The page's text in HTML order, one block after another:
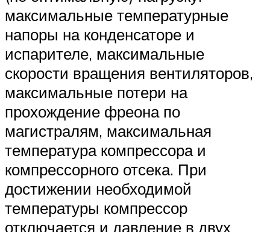
максимальные температурные
напоры на конденсаторе и
испарителе, максимальные
скорости вращения вентиляторов,
максимальные потери на
прохождение фреона по
магистралям, максимальная
температура компрессора и
компрессорного отсека. При
достижении необходимой
температуры компрессор
отключается и давление в двух